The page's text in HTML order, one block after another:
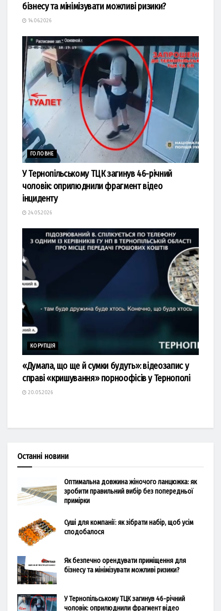
бізнесу та мінімізувати можливі ризики?
14.06.2026
ГОЛОВНЕ
У Тернопільському ТЦК загинув 46-річний
чоловік: оприлюднили фрагмент відео
інциденту
24.05.2026
КОРУПЦІЯ
«Думала, що ще й сумки будуть»: відеозапис у
справі «кришування» порноофісів у Тернополі
20.05.2026
Останні новини
Оптимальна довжина жіночого ланцюжка: як
зробити правильний вибір без попередньої
примірки
Суші для компанії: як зібрати набір, щоб усім
сподобалося
Як безпечно орендувати приміщення для
бізнесу та мінімізувати можливі ризики?
У Тернопільському ТЦК загинув 46-річний
чоловік: оприлюднили фрагмент відео